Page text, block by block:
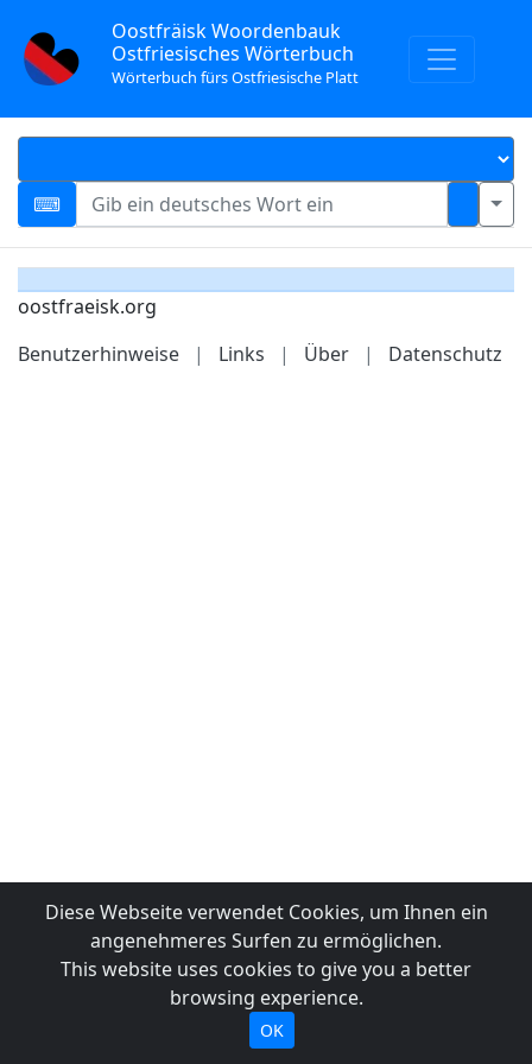
Oostfräisk Woordenbauk
Ostfriesisches Wörterbuch
Wörterbuch fürs Ostfriesische Platt
oostfraeisk.org
Benutzerhinweise
| Links | Über | Datenschutz
Diese Webseite verwendet Cookies, um Ihnen ein
angenehmeres Surfen zu ermöglichen.
This website uses cookies to give you a better
browsing experience.
OK